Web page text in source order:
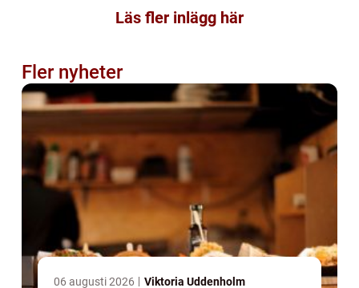
Läs fler inlägg här
Fler nyheter
06 augusti 2026 Viktoria Uddenholm